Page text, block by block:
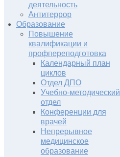
деятельность
Антитеррор
Образование
Повышение
квалификации и
профпереподготовка
Календарный план
циклов
Отдел ДПО
Учебно-методический
отдел
Конференции для
врачей
Непрерывное
медицинское
образование